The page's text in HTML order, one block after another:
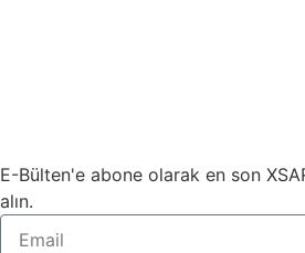
E-Bülten'e abone olarak en son
alın.